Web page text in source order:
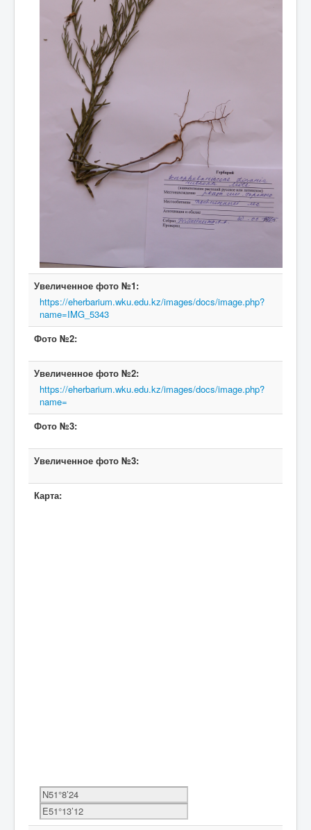
Увеличенное фото №1:
https://eherbarium.wku.edu.kz/images/docs/image.php?
name=IMG_5343
Фото №2:
Увеличенное фото №2:
https://eherbarium.wku.edu.kz/images/docs/image.php?
name=
Фото №3:
Увеличенное фото №3:
Карта: